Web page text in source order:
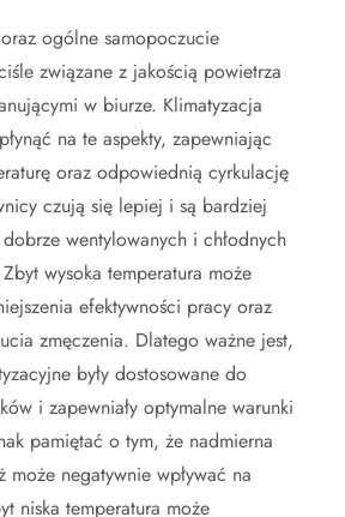
ogólne samopoczucie
związane z jakością powietrza
w biurze. Klimatyzacja
na te aspekty, zapewniając
oraz odpowiednią cyrkulację
czują się lepiej i są bardziej
wentylowanych i chłodnych
wysoka temperatura może
efektywności pracy oraz
zmęczenia. Dlatego ważne jest,
były dostosowane do
i zapewniały optymalne warunki
pamiętać o tym, że nadmierna
może negatywnie wpływać na
niska temperatura może